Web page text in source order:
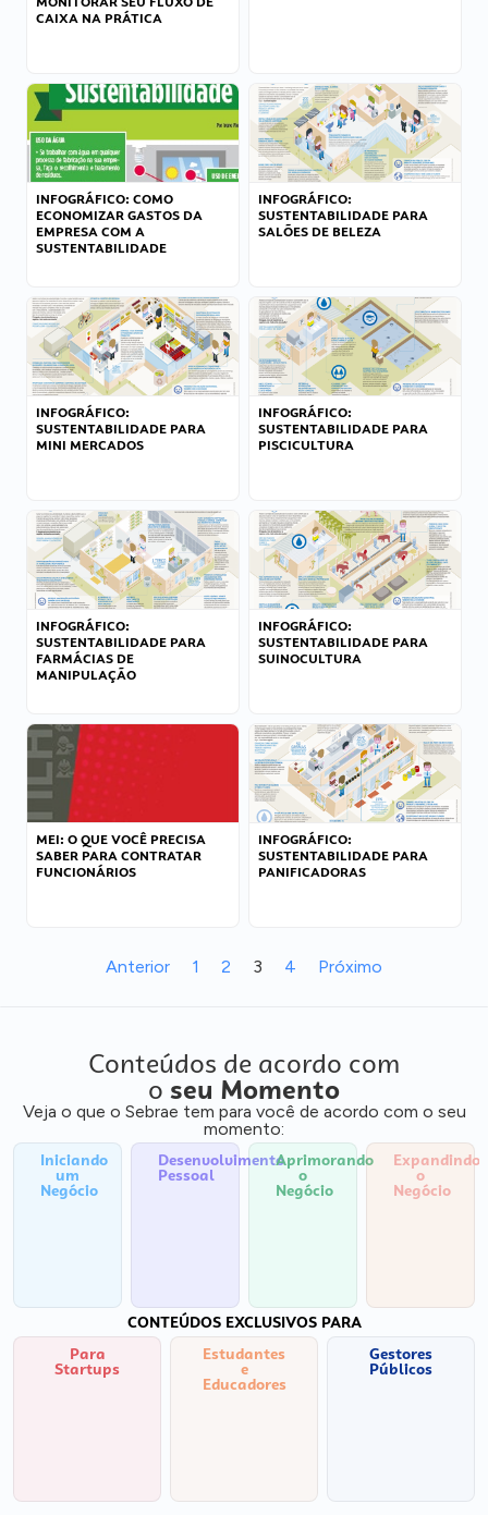
CAIXA NA PRÁTICA
INFOGRÁFICO: COMO
ECONOMIZAR GASTOS DA
EMPRESA COM A
SUSTENTABILIDADE
INFOGRÁFICO:
SUSTENTABILIDADE PARA
SALÕES DE BELEZA
INFOGRÁFICO:
SUSTENTABILIDADE PARA
MINI MERCADOS
INFOGRÁFICO:
SUSTENTABILIDADE PARA
PISCICULTURA
INFOGRÁFICO:
SUSTENTABILIDADE PARA
FARMÁCIAS DE
MANIPULAÇÃO
INFOGRÁFICO:
SUSTENTABILIDADE PARA
SUINOCULTURA
MEI: O QUE VOCÊ PRECISA
SABER PARA CONTRATAR
FUNCIONÁRIOS
INFOGRÁFICO:
SUSTENTABILIDADE PARA
PANIFICADORAS
Anterior 1 2 3 4 Próximo
Conteúdos de acordo com
o seu Momento
Veja o que o Sebrae tem para você de acordo com o seu
momento:
Iniciando
um
Negócio
Desenvolvimento
Pessoal
Aprimorando
o
Negócio
Expandindo
o
Negócio
CONTEÚDOS EXCLUSIVOS PARA
Para
Startups
Estudantes
e
Educadores
Gestores
Públicos